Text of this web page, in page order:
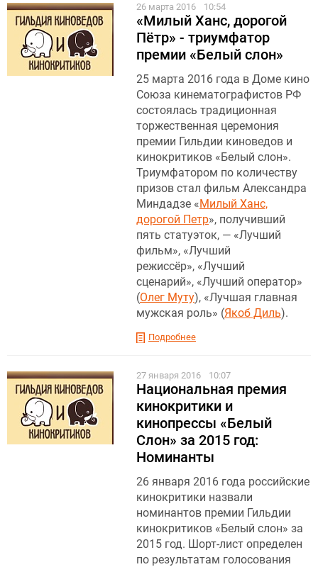
26 марта 2016 10:54
«Милый Ханс, дорогой
Пётр» - триумфатор
премии «Белый слон»
25 марта 2016 года в Доме кино
Союза кинематографистов РФ
состоялась традиционная
торжественная церемония
премии Гильдии киноведов и
кинокритиков «Белый слон».
Триумфатором по количеству
призов стал фильм Александра
Миндадзе «Милый Ханс,
дорогой Петр», получивший
пять статуэток, — «Лучший
фильм», «Лучший
режиссёр», «Лучший
сценарий», «Лучший оператор»
(Олег Муту), «Лучшая главная
мужская роль» (Якоб Диль).
Подробнее
27 января 2016 10:07
Национальная премия
кинокритики и
кинопрессы «Белый
Слон» за 2015 год:
Номинанты
26 января 2016 года российские
кинокритики назвали
номинантов премии Гильдии
кинокритиков «Белый слон» за
2015 год. Шорт-лист определен
по результатам голосования